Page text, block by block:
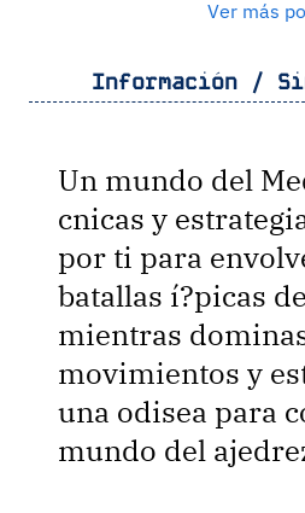
Ver más
Información /
Un mundo del
cnicas y
por ti para
batallas í?picas
mientras
movimientos y
una odisea para
mundo del